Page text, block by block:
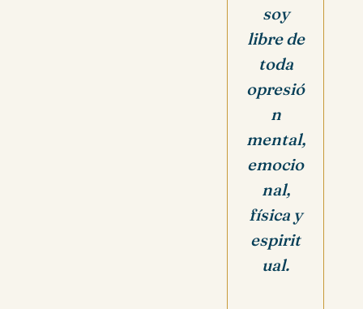
soy
libre de
toda
opresió
n
mental,
emocio
nal,
física y
espirit
ual.